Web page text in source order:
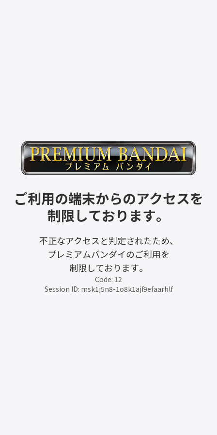
ご利用の端末からのアクセスを
制限しております。
不正なアクセスと判定されたため、
プレミアムバンダイのご利用を
制限しております。
Code: 12
Session ID: msk1j5n8-1o8k1ajf9efaarhlf